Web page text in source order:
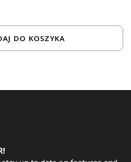
DO KOSZYKA